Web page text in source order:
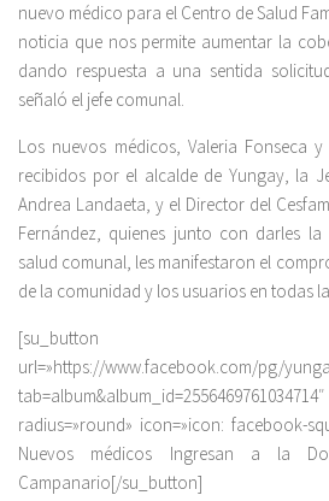
nuevo médico para el Centro de Salud
noticia que nos permite aumentar la
dando respuesta a una sentida
señaló el jefe comunal.
Los nuevos médicos, Valeria Fonseca
recibidos por el alcalde de Yungay, la
Andrea Landaeta, y el Director del
Fernández, quienes junto con darles
salud comunal, les manifestaron el
de la comunidad y los usuarios en todas
[su_button
url=»https://www.facebook.com/pg/
radius=»round» icon=»icon: facebook-
Nuevos médicos Ingresan a la
Campanario[/su_button]